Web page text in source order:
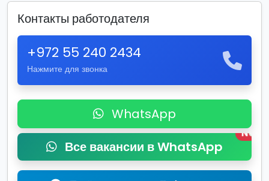
Контакты работодателя
+972 55 240 2434
Нажмите для звонка
WhatsApp
Все вакансии в WhatsApp
New